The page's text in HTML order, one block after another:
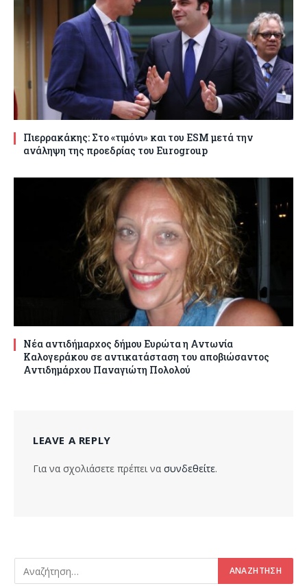
Πιερρακάκης: Στο «τιμόνι» και του ESM μετά την
ανάληψη της προεδρίας του Eurogroup
Νέα αντιδήμαρχος δήμου Ευρώτα η Αντωνία
Καλογεράκου σε αντικατάσταση του αποβιώσαντος
Αντιδημάρχου Παναγιώτη Πολολού
LEAVE A REPLY
Για να σχολιάσετε πρέπει να συνδεθείτε.